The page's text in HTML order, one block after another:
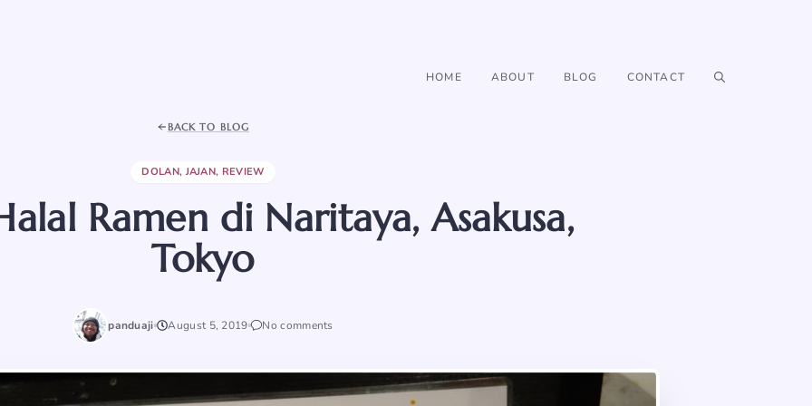
HOME ABOUT BLOG CONTACT
BACK TO BLOG
DOLAN, JAJAN, REVIEW
Ramen di Naritaya, Asakusa,
Tokyo
panduaji August 5, 2019 No comments